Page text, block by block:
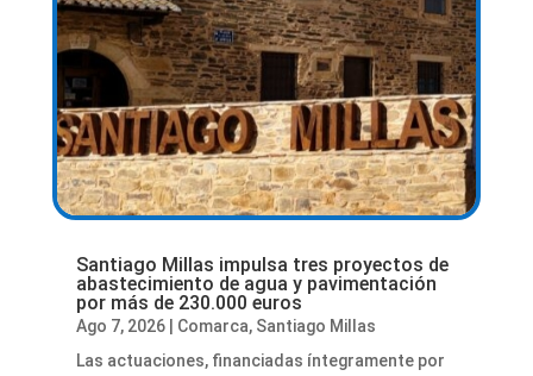
Santiago Millas impulsa tres proyectos de
abastecimiento de agua y pavimentación
por más de 230.000 euros
Ago 7, 2026| Comarca, Santiago Millas
Las actuaciones, financiadas íntegramente por